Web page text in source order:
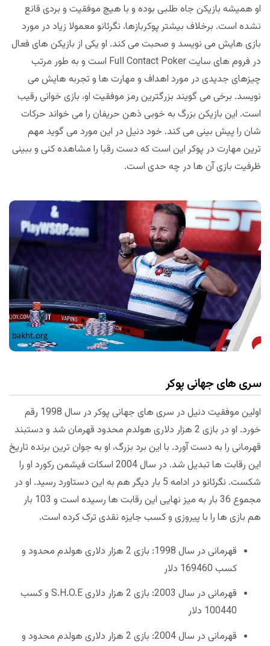
او همیشه بازیکن جاه طلبی بوده و با هیچ موفقیت و بردی قانع
نشده است. برخلاف بیشتر پوکربازها، نگرئانو معمولا زیاد در مورد
بازی هایش می نویسد و صحبت می کند. او یکی از بازیکن های فعال
در فروم های سایت Full Contact Poker است و به طور مرتب
چیزهای جدیدی در مورد اهداف و مهارت ها و تجربه هایش می
نویسد. برخی می گویند بزرگترین رمز موفقیت او، بازی خوانی رقیب
است. این بازیکن بزرگ به خوبی ذهن حریفان را می خواند حرکات
شان را پیش بینی می کند. خود دنیل در این مورد می گوید مهم
ترین مهارت در پوکر این است که دست رقبا را مشاهده کنی و ببینی
ظرفیت بازی آن ها در چه حدی است.
سری های جهانی پوکر
اولین موفقیت دنیل در سری های جهانی پوکر در سال 1998 رقم
خورد. او در بازی 2 هزار دلاری هولدم محدود قهرمان شد و دستبند
قهرمانی را به دست آورد. با این برد بزرگ، او به جوان ترین برنده تاریخ
این رقابت ها تبدیل شد. در سال 2004 اسکات فیشمن رکورد او را
شکست. نگرئانو در ادامه 5 بار دیگر هم به این دستاورد رسید. او در
مجموع 36 بار به میز نهایی این رقابت ها رسیده است و 103 بار
هم بازی ها را با پیروزی و کسب جایزه نقدی ترک کرده است.
قهرمانی در سال 1998: بازی 2 هزار دلاری هولدم محدود و
کسب 169460 دلار
قهرمانی در سال 2003: بازی 2 هزار دلاری S.H.O.E و کسب
100440 دلار
قهرمانی در سال 2004: بازی 2 هزار دلاری هولدم محدود و